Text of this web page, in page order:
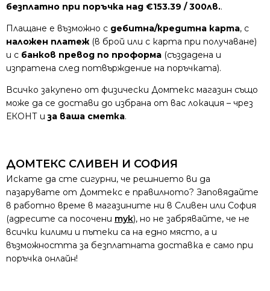
безплатно при поръчка над €153.39 / 300лв..
Плащане е възможно с дебитна/кредитна карта, с
наложен платеж (в брой или с карта при получаване)
и с банков превод по проформа (създадена и
изпратена след потвърждение на поръчката).
Всичко закупено от физически Домтекс магазин също
може да се достави до избрана от вас локация – чрез
ЕКОНТ иза ваша сметка.
ДОМТЕКС СЛИВЕН И СОФИЯ
Искате да сте сигурни, че решнието ви да
пазарувате от Домтекс е правилното? Заповядайте
в работно време в магазините ни в Сливен или София
(адресите са посочени тук), но не забрявайте, че не
всички килими и пътеки са на едно място, а и
възможността за безплатната доставка е само при
поръчка онлайн!